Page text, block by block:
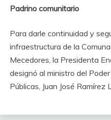
Padrino comunitario
Para darle continuidad y
infraestructura de la
Mecedores, la Presidenta
designó al ministro del
Públicas, Juan José Ramírez